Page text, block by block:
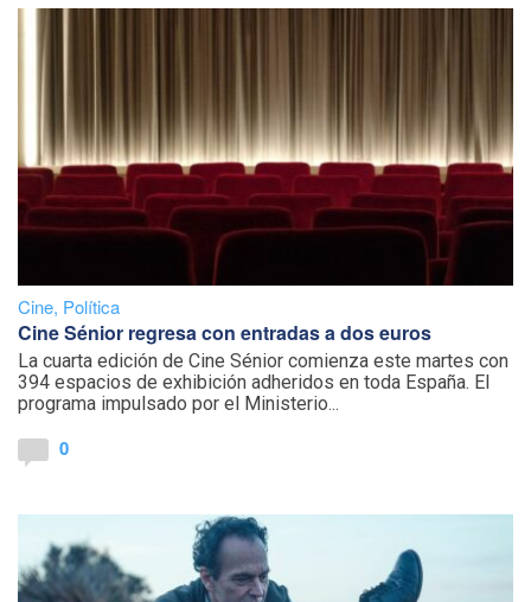
Cine, Política
Cine Sénior regresa con entradas a dos euros
La cuarta edición de Cine Sénior comienza este martes con
394 espacios de exhibición adheridos en toda España. El
programa impulsado por el Ministerio...
0